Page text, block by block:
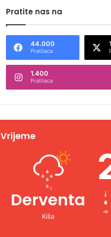
Pratite nas na
44.000
Pratilaca
1.400
Pratilaca
Vrijeme
Derventa
Kiša